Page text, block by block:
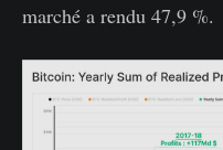
marché a rendu 47,9 %.